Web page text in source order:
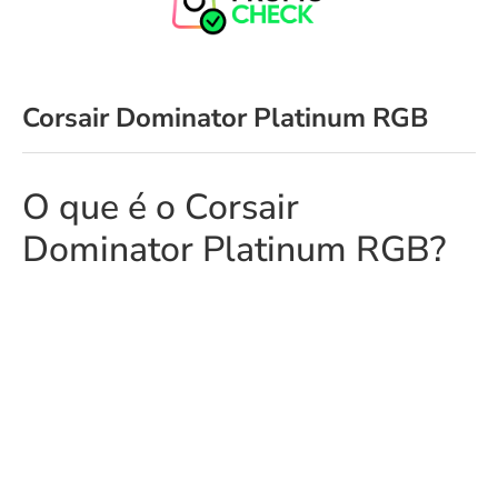
Corsair Dominator Platinum RGB
O que é o Corsair
Dominator Platinum RGB?